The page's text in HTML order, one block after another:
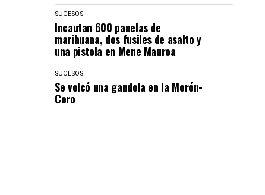
SUCESOS
Incautan 600 panelas de
marihuana, dos fusiles de asalto y
una pistola en Mene Mauroa
SUCESOS
Se volcó una gandola en la Morón-
Coro